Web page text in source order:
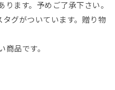
ます。予めご了承下さい。
グがついています。贈り物
品です。